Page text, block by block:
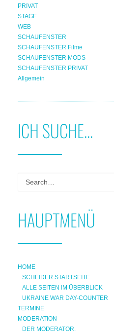
PRIVAT
STAGE
WEB
SCHAUFENSTER
SCHAUFENSTER Filme
SCHAUFENSTER MODS
SCHAUFENSTER PRIVAT
Allgemein
ICH SUCHE...
HAUPTMENÜ
HOME
SCHEIDER STARTSEITE
ALLE SEITEN IM ÜBERBLICK
UKRAINE WAR DAY-COUNTER
TERMINE
MODERATION
DER MODERATOR.